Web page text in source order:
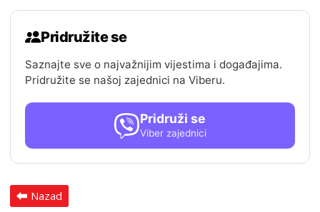
Pridružite se
Saznajte sve o najvažnijim vijestima i događajima.
Pridružite se našoj zajednici na Viberu.
Pridruži se
Viber zajednici
Nazad